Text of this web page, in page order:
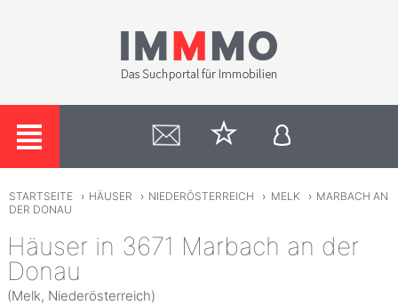
STARTSEITE › HÄUSER › NIEDERÖSTERREICH › MELK › MARBACH AN
DER DONAU
Häuser in 3671 Marbach an der
Donau
(Melk, Niederösterreich)